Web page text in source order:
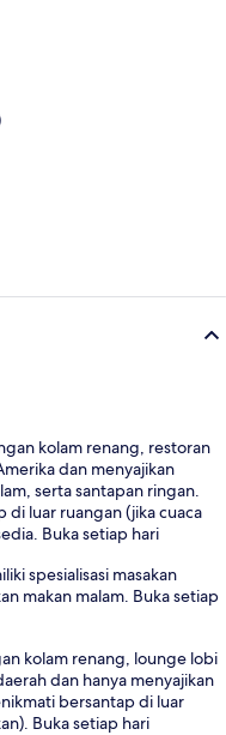
kolam renang, restoran
dan menyajikan
serta santapan ringan.
di luar ruangan (jika cuaca
Buka setiap hari
spesialisasi masakan
makan malam. Buka setiap
kolam renang, lounge lobi
dan hanya menyajikan
bersantap di luar
Buka setiap hari